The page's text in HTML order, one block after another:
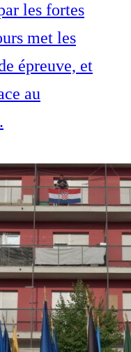
les fortes
met les
épreuve, et
au